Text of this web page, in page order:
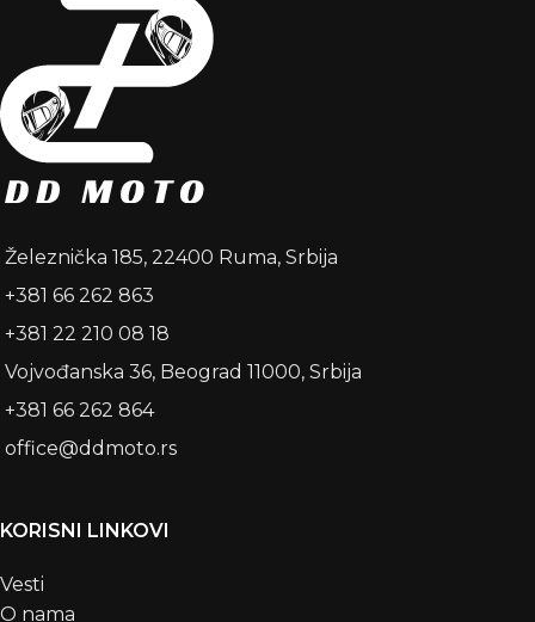
Železnička 185, 22400 Ruma, Srbija
+381 66 262 863
+381 22 210 08 18
Vojvođanska 36, Beograd 11000, Srbija
+381 66 262 864
office@ddmoto.rs
KORISNI LINKOVI
Vesti
O nama